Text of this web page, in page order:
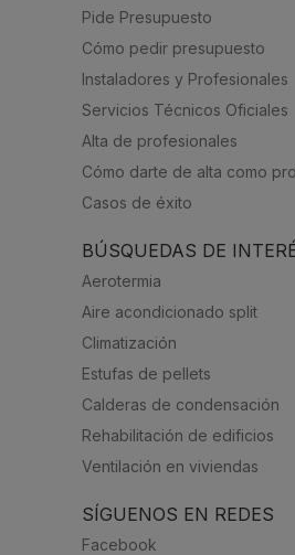
Pide Presupuesto
Cómo pedir presupuesto
Instaladores y Profesionales
Servicios Técnicos Oficiales
Alta de profesionales
Cómo darte de alta como
Casos de éxito
BÚSQUEDAS DE
Aerotermia
Aire acondicionado split
Climatización
Estufas de pellets
Calderas de condensación
Rehabilitación de edificios
Ventilación en viviendas
SÍGUENOS EN REDES
Facebook